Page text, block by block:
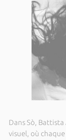
Dans Sò,
visuel, où